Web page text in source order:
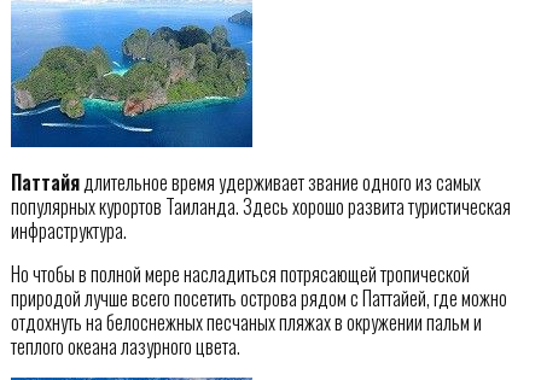
Паттайядлительное время удерживает звание одного из самых
популярных курортов Таиланда. Здесь хорошо развита туристическая
инфраструктура.
Но чтобы в полной мере насладиться потрясающей тропической
природой лучше всего посетить острова рядом с Паттайей, где можно
отдохнуть на белоснежных песчаных пляжах в окружении пальм и
теплого океана лазурного цвета.